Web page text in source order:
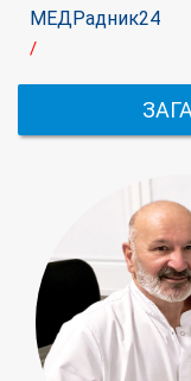
МЕДРадник24
/